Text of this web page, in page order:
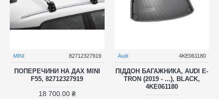
MINI 82712327919
ПОПЕРЕЧИНИ НА ДАХ MINI
F55, 82712327919
18 700.00 ₴
Audi 4KE061180
ПІДДОН БАГАЖНИКА, AUDI E-
TRON (2019 - ...), BLACK,
4KE061180